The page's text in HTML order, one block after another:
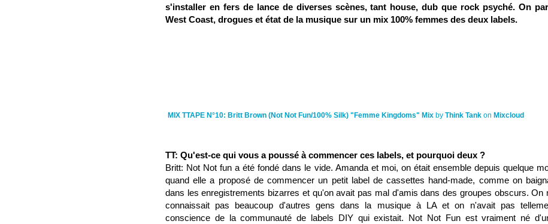
s'installer en fers de lance de diverses scènes, tant house, dub que rock psyché. On
West Coast, drogues et état de la musique sur un mix 100% femmes des deux labels.
MIX TTAPE N°10: Britt Brown (Not Not Fun/100% Silk) "Femme Kingdoms" Mix by Think Tank on Mixcloud
TT: Qu'est-ce qui vous a poussé à commencer ces labels, et pourquoi deux ?
Britt: Not Not fun a été fondé dans le vide. Amanda et moi, on était ensemble depuis quelque
quand elle a proposé de commencer un petit label de cassettes hand-made, comme on
dans les enregistrements bizarres et qu'on avait pas mal d'amis dans des groupes obscurs. On
connaissait pas beaucoup d'autres gens dans la musique à LA et on n'avait pas
conscience de la communauté de labels DIY qui existait. Not Not Fun est vraiment né